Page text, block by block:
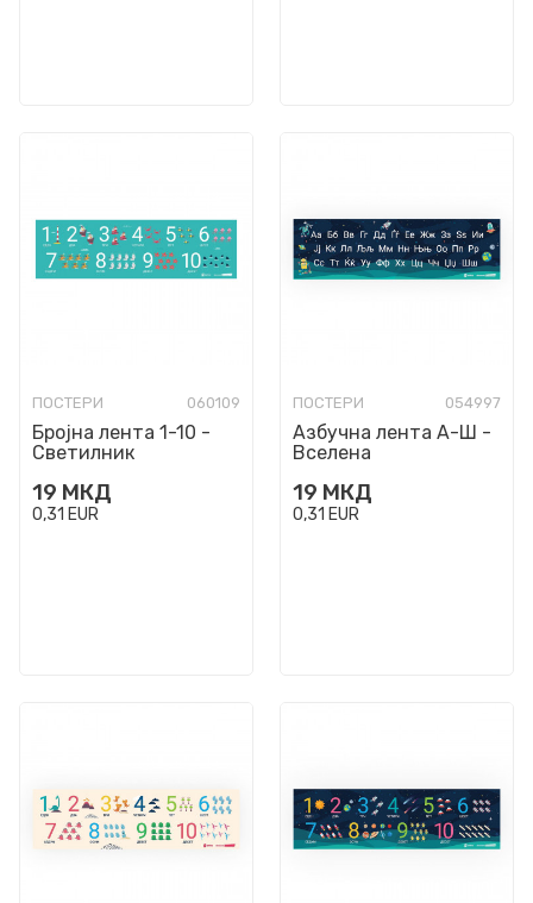
ПОСТЕРИ 060109
Бројна лента 1-10 -
Светилник
19 МКД
0,31 EUR
ПОСТЕРИ 054997
Азбучна лента А-Ш -
Вселена
19 МКД
0,31 EUR